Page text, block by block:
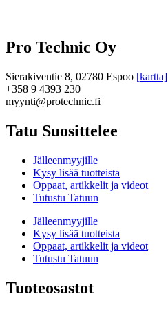
Pro Technic Oy
Sierakiventie 8, 02780 Espoo [kartta]
+358 9 4393 230
myynti@protechnic.fi
Tatu Suosittelee
Jälleenmyyjille
Kysy lisää tuotteista
Oppaat, artikkelit ja videot
Tutustu Tatuun
Jälleenmyyjille
Kysy lisää tuotteista
Oppaat, artikkelit ja videot
Tutustu Tatuun
Tuoteosastot